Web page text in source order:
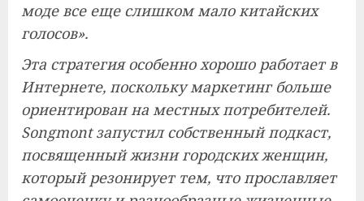
моде все еще слишком мало китайских
голосов».
Эта стратегия особенно хорошо работает в
Интернете, поскольку маркетинг больше
ориентирован на местных потребителей.
Songmont запустил собственный подкаст,
посвященный жизни городских женщин,
который резонирует тем, что прославляет